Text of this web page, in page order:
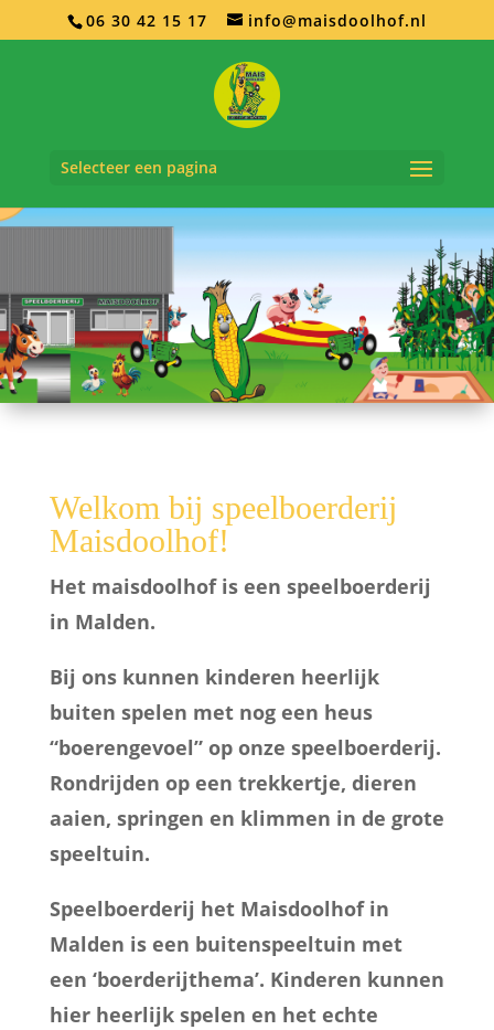
06 30 42 15 17 info@maisdoolhof.nl
Selecteer een pagina
Welkom bij speelboerderij
Maisdoolhof!
Het maisdoolhof is een speelboerderij
in Malden.
Bij ons kunnen kinderen heerlijk
buiten spelen met nog een heus
“boerengevoel” op onze speelboerderij.
Rondrijden op een trekkertje, dieren
aaien, springen en klimmen in de grote
speeltuin.
Speelboerderij het Maisdoolhof in
Malden is een buitenspeeltuin met
een ‘boerderijthema’. Kinderen kunnen
hier heerlijk spelen en het echte